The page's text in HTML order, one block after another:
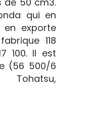
qui en
exporte
118
100. Il est
(56 500/6